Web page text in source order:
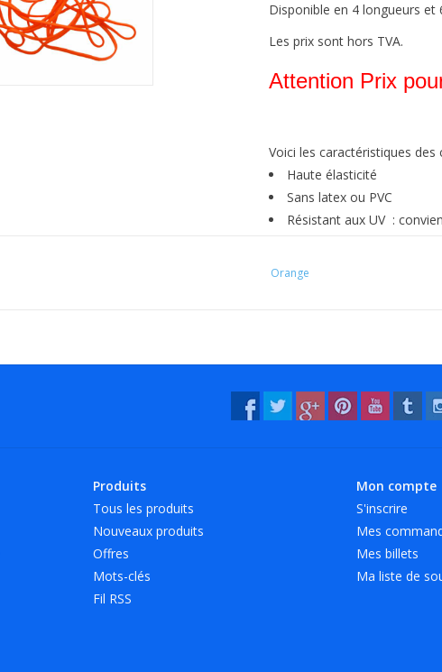
Disponible en 4 longueurs et
Les prix sont hors TVA.
Attention Prix
Voici les caractéristiques
Haute élasticité
Sans latex ou PVC
Résistant aux UV :
Attention à la graisse,
longueur de 180 mm, en
Orange
Produits
Tous les produits
Nouveaux produits
Offres
Mots-clés
Fil RSS
Mon compte
S'inscrire
Mes
Mes billets
Ma liste de